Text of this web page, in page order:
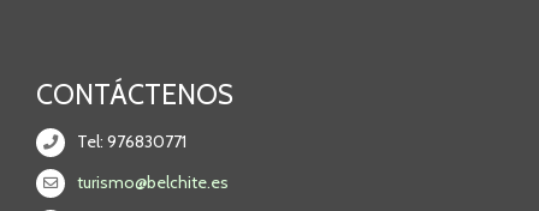
CONTÁCTENOS
Tel: 976830771
turismo@belchite.es